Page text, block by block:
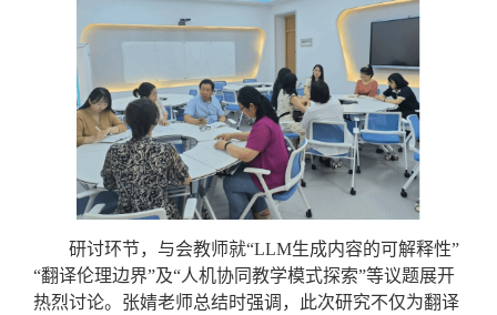
研讨环节，与会教师就“LLM生成内容的可解释性”
“翻译伦理边界”及“人机协同教学模式探索”等议题展开
热烈讨论。张婧老师总结时强调，此次研究不仅为翻译